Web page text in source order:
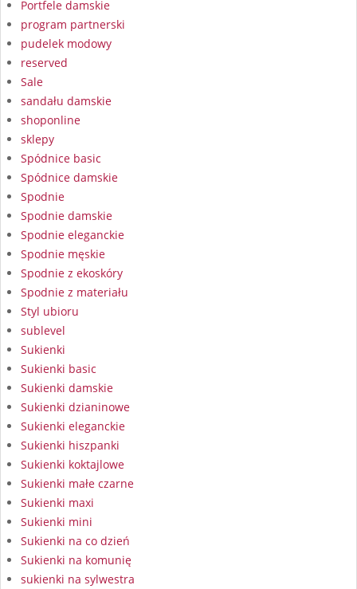
Portfele damskie
program partnerski
pudelek modowy
reserved
Sale
sandału damskie
shoponline
sklepy
Spódnice basic
Spódnice damskie
Spodnie
Spodnie damskie
Spodnie eleganckie
Spodnie męskie
Spodnie z ekoskóry
Spodnie z materiału
Styl ubioru
sublevel
Sukienki
Sukienki basic
Sukienki damskie
Sukienki dzianinowe
Sukienki eleganckie
Sukienki hiszpanki
Sukienki koktajlowe
Sukienki małe czarne
Sukienki maxi
Sukienki mini
Sukienki na co dzień
Sukienki na komunię
sukienki na sylwestra